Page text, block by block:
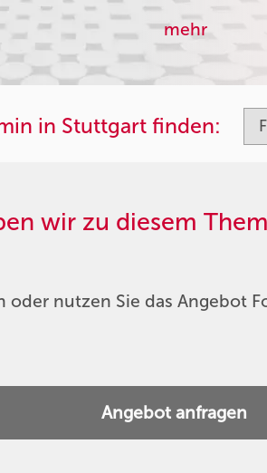
mehr
in Stuttgart finden:
wir zu diesem
oder nutzen Sie das Angebot
Angebot anfragen